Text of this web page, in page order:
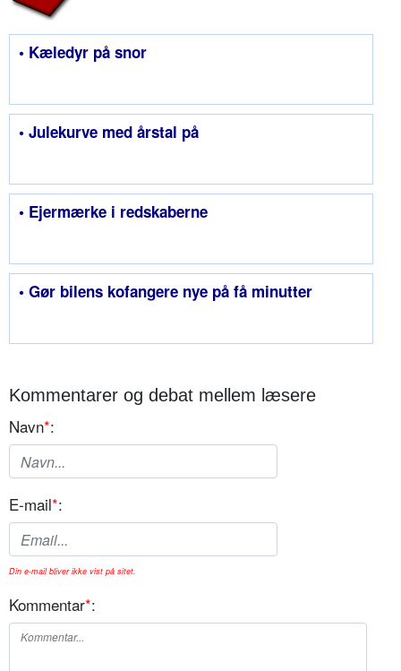
• Kæledyr på snor
• Julekurve med årstal på
• Ejermærke i redskaberne
• Gør bilens kofangere nye på få minutter
Kommentarer og debat mellem læsere
Navn*:
E-mail*:
Din e-mail bliver ikke vist på sitet.
Kommentar*: